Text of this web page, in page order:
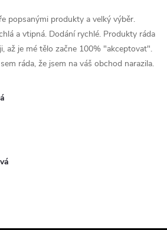
popsanými produkty a velký výběr.
a vtipná. Dodání rychlé. Produkty ráda
až je mé tělo začne 100% "akceptovat".
ráda, že jsem na váš obchod narazila.